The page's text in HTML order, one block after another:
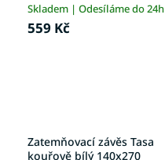
Skladem | Odesíláme do 24h
559 Kč
Zatemňovací závěs Tasa
kouřově bílý 140x270